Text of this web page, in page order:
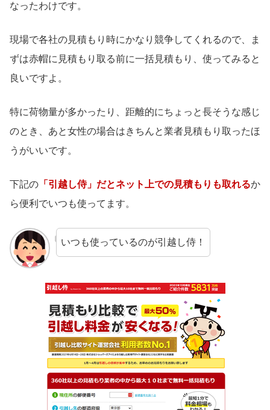
なったわけです。
現場で各社の見積もり時にかなり競争してくれるので、ま
ずは赤帽に見積もり取る前に一括見積もり、使ってみると
良いですよ。
特に荷物量が多かったり、距離的にちょっと長そうな感じ
のとき、あと女性の場合はきちんと業者見積もり取ったほ
うがいいです。
下記の 「引越し侍」だとネット上での見積もりも取れるか
ら便利でいつも使ってます。
いつも使っているのが引越し侍！